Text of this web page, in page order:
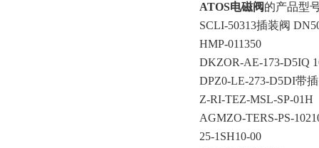
ATOS电磁阀的产品型
SCLI-50313插装阀
HMP-011350
DKZOR-AE-173-D5IQ
DPZ0-LE-273-D5DI带
Z-RI-TEZ-MSL-SP-
AGMZO-TERS-PS-
25-1SH10-00